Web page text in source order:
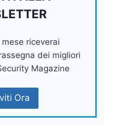
riceverai
dei migliori
Magazine
Ora